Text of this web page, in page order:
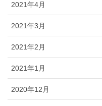
2021年4月
2021年3月
2021年2月
2021年1月
2020年12月